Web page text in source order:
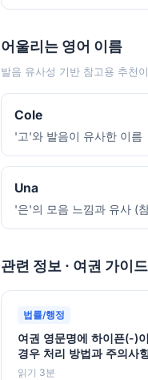
어울리는 영어 이름
발음 유사성 기반 참고용 추천
Cole
'고'와 발음이 유사한 이름
Una
'은'의 모음 느낌과 유사 (
관련 정보 · 여권 가이드
법률/행정
여권 영문명에 하이픈(-)
경우 처리 방법과 주의사
읽기 3분